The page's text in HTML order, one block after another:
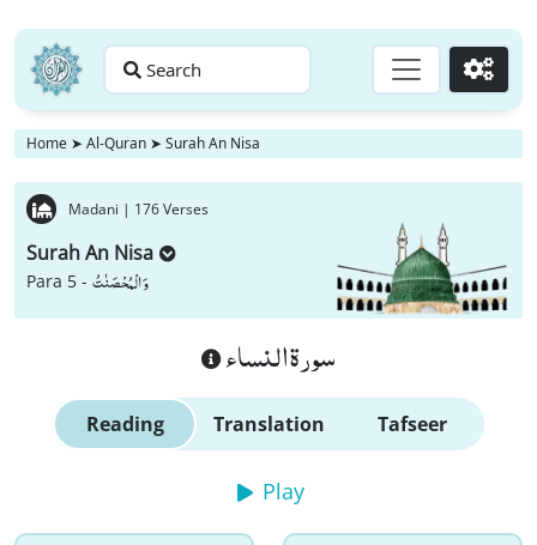
Search Go
Home ➤ Al-Quran ➤ Surah An Nisa
Madani | 176 Verses
Surah An Nisa
Para 5 - وَ الْمُحْصَنٰتُ
سورة النساء
Reading Translation Tafseer
Play